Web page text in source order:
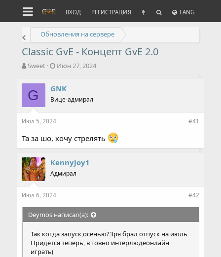
ВХОД РЕГИСТРАЦИЯ LANG
Обновления на сервере
Classic GvE - Концепт GvE 2.0
А
т
о
р
т
е
ы
Sweet
Д
а
н
л
Июн 27, 2024
G GNK
Вице-адмирал
Июл 5, 2024 #41
Та за шо, хочу стрелять
KennyJoy1
Адмирал
Июл 6, 2024 #42
Deymos написал(а):
Так когда запуск,осенью?Зря брал отпуск на июль
Придется теперь, в говно интерлюдеонлайн
играть(